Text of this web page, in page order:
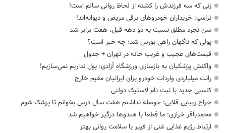
زنی که سه فرزندش را کشته از لحاظ روانی سالم است!
ترامپ: خریداران خودروهای برقی مریض و دیوانه‌اند!
سن تجرد مطلق نسبت به دو دهه قبل، هفت برابر شد
پولی که ناگهان راهی بورس شد؛ چه خبر است؟
قیمت‌های عجیب و غریب خانه در تهران + جدول
واکنش پزشکیان به بازسازی ورزشگاه آزادی: پول نداریم نمی‌سازیم!
رانت میلیاردی واردات خودرو برای ایرانیان مقیم خارج
کاسبی جدید با ثبت نام لاستیک دولتی
جراح زیبایی قلابی: حوصله نداشتم هفت سال درس بخوانم تا پزشک شوم
محمدباقر خرازی: ما قطعا با هندوها درگیر خواهیم شد
ارتباط رژیم غذایی غنی از فیبر با سلامت روانی بهتر